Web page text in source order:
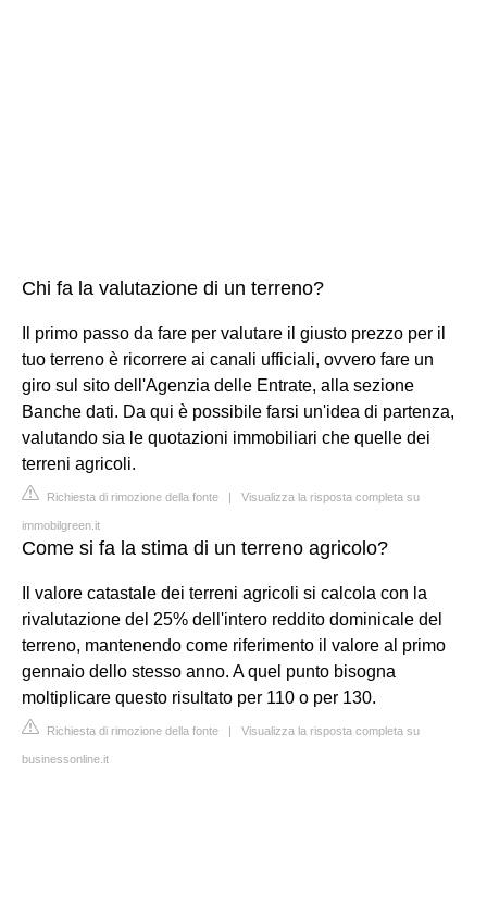
Chi fa la valutazione di un terreno?
Il primo passo da fare per valutare il giusto prezzo per il
tuo terreno è ricorrere ai canali ufficiali, ovvero fare un
giro sul sito dell'Agenzia delle Entrate, alla sezione
Banche dati. Da qui è possibile farsi un'idea di partenza,
valutando sia le quotazioni immobiliari che quelle dei
terreni agricoli.
Richiesta di rimozione della fonte | Visualizza la risposta completa su
immobilgreen.it
Come si fa la stima di un terreno agricolo?
Il valore catastale dei terreni agricoli si calcola con la
rivalutazione del 25% dell'intero reddito dominicale del
terreno, mantenendo come riferimento il valore al primo
gennaio dello stesso anno. A quel punto bisogna
moltiplicare questo risultato per 110 o per 130.
Richiesta di rimozione della fonte | Visualizza la risposta completa su
businessonline.it